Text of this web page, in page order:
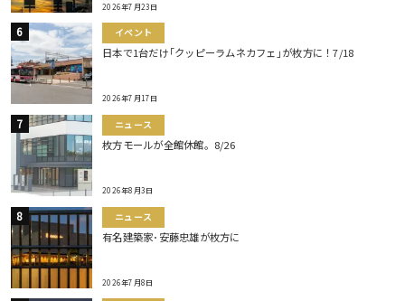
2026年7月23日
イベント
日本で1台だけ｢クッピーラムネカフェ｣が枚方に！7/18
2026年7月17日
ニュース
枚方モールが全館休館。8/26
2026年8月3日
ニュース
有名建築家･安藤忠雄が枚方に
2026年7月8日